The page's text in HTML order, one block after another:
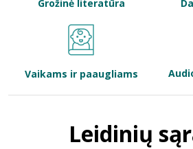
Bibliotekoms
Grožinė literatūra
Vaikams ir paaugliams
Leidinių